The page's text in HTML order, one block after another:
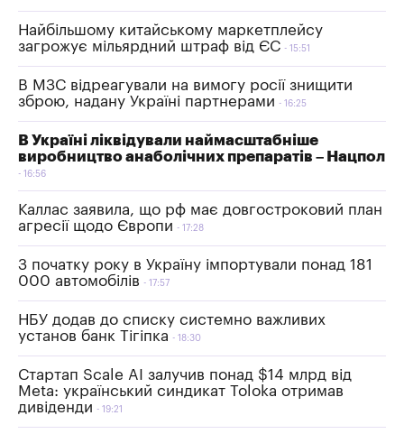
Найбільшому китайському маркетплейсу
загрожує мільярдний штраф від ЄС
15:51
В МЗС відреагували на вимогу росії знищити
зброю, надану Україні партнерами
16:25
В Україні ліквідували наймасштабніше
виробництво анаболічних препаратів – Нацпол
16:56
Каллас заявила, що рф має довгостроковий план
агресії щодо Європи
17:28
З початку року в Україну імпортували понад 181
000 автомобілів
17:57
НБУ додав до списку системно важливих
установ банк Тігіпка
18:30
Стартап Scale AI залучив понад $14 млрд від
Meta: український синдикат Toloka отримав
дивіденди
19:21